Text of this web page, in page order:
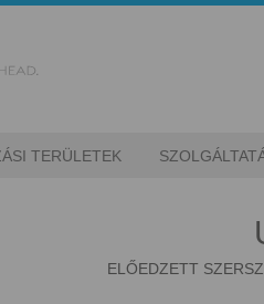
TERÜLETEK
ELŐEDZETT